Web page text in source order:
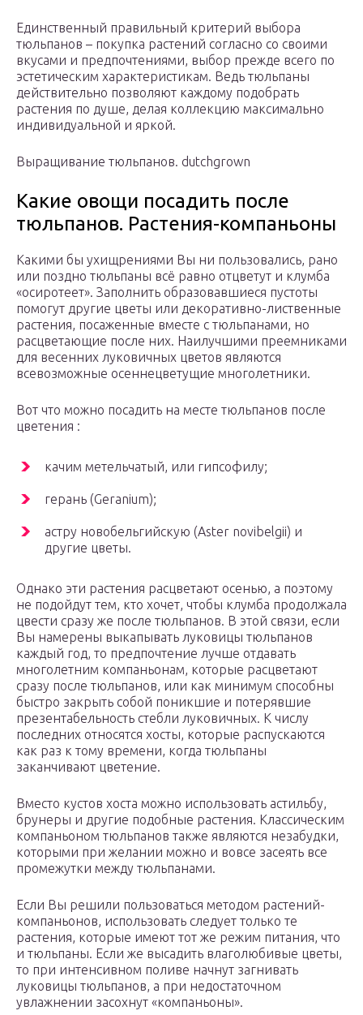
Единственный правильный критерий выбора
тюльпанов – покупка растений согласно со своими
вкусами и предпочтениями, выбор прежде всего по
эстетическим характеристикам. Ведь тюльпаны
действительно позволяют каждому подобрать
растения по душе, делая коллекцию максимально
индивидуальной и яркой.
Выращивание тюльпанов. dutchgrown
Какие овощи посадить после
тюльпанов. Растения-компаньоны
Какими бы ухищрениями Вы ни пользовались, рано
или поздно тюльпаны всё равно отцветут и клумба
«осиротеет». Заполнить образовавшиеся пустоты
помогут другие цветы или декоративно-лиственные
растения, посаженные вместе с тюльпанами, но
расцветающие после них. Наилучшими преемниками
для весенних луковичных цветов являются
всевозможные осеннецветущие многолетники.
Вот что можно посадить на месте тюльпанов после
цветения :
качим метельчатый, или гипсофилу;
герань (Geranium);
астру новобельгийскую (Aster novibelgii) и
другие цветы.
Однако эти растения расцветают осенью, а поэтому
не подойдут тем, кто хочет, чтобы клумба продолжала
цвести сразу же после тюльпанов. В этой связи, если
Вы намерены выкапывать луковицы тюльпанов
каждый год, то предпочтение лучше отдавать
многолетним компаньонам, которые расцветают
сразу после тюльпанов, или как минимум способны
быстро закрыть собой поникшие и потерявшие
презентабельность стебли луковичных. К числу
последних относятся хосты, которые распускаются
как раз к тому времени, когда тюльпаны
заканчивают цветение.
Вместо кустов хоста можно использовать астильбу,
брунеры и другие подобные растения. Классическим
компаньоном тюльпанов также являются незабудки,
которыми при желании можно и вовсе засеять все
промежутки между тюльпанами.
Если Вы решили пользоваться методом растений-
компаньонов, использовать следует только те
растения, которые имеют тот же режим питания, что
и тюльпаны. Если же высадить влаголюбивые цветы,
то при интенсивном поливе начнут загнивать
луковицы тюльпанов, а при недостаточном
увлажнении засохнут «компаньоны».